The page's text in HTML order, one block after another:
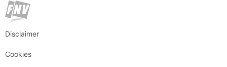
Disclaimer
Cookies